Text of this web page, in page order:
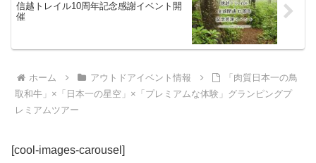
信越トレイル10周年記念感謝イベント開
催
ホーム アウトドアイベント情報
「肉質日本一の鳥
取和牛」×「日本一の星空」×「プレミアムな体験」グランピングプ
レミアムツアー
[cool-images-carousel]